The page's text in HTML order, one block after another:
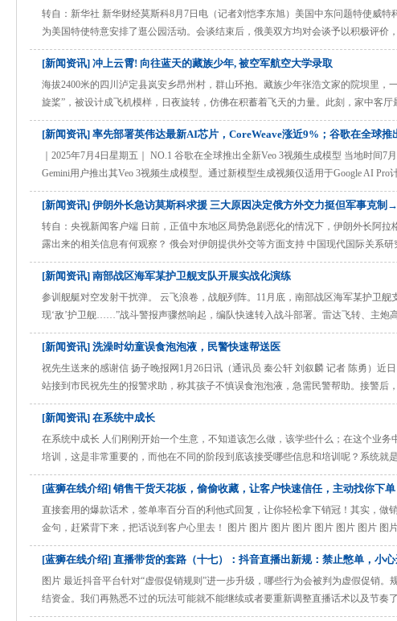
......
转自：新华社 新华财经莫斯科8月7日电（记者刘恺李东旭）美国中东问题特使威
为美国特使特意安排了逛公园活动。会谈结束后，俄美双方均对会谈予以积极评价
访看似氛围不错，但这究竟是美俄就减缓俄乌冲突烈度提出新方案的信号，还是对
赞”背后，俄美围绕美方所谓“最后通牒”的博弈正在升级。从现实情况看，俄罗斯和
威特科夫今年第 ......
[新闻资讯] 冲上云霄! 向往蓝天的藏族少年, 被空军航空大学录取
海拔2400米的四川泸定县岚安乡昂州村，群山环抱。藏族少年张浩文家的院坝里
旋桨”，被设计成飞机模样，日夜旋转，仿佛在积蓄着飞天的力量。此刻，家中客
与指挥”专业的录取通知书。这抹象征着蓝天的深蓝，犹如一面小小的旗帜，瞬间
浴血过的热土，飞向万里苍穹的壮阔航程。 深山少年初望天穹 “小时候看《壮志凌
梦”启蒙于银幕光 ......
[新闻资讯] 率先部署英伟达最新AI芯片，CoreWeave涨近9%；谷歌在全球
｜2025年7月4日星期五｜ NO.1 谷歌在全球推出全新Veo 3视频生成模型 当地时间7
Gemini用户推出其Veo 3视频生成模型。通过新模型生成视频仅适用于Google AI Pro
谷歌副总裁Josh Woodward表示，公司正在致力于为Gemini添加图像到视频生成功
阅者使用，此举或提升谷歌AI业务用户粘性与付费转化率。 NO.2 Ily ......
[新闻资讯] 伊朗外长急访莫斯科求援 三大原因决定俄方外交力挺但军事克制→
转自：央视新闻客户端 日前，正值中东地区局势急剧恶化的情况下，伊朗外长阿
露出来的相关信息有何观察？ 俄会对伊朗提供外交等方面支持 中国现代国际关系
中东局势复杂微妙之际，伊朗外长访问俄罗斯并受到普京接见，这表明俄伊关系对
从此次访问及普京等俄罗斯高层表态来看，我认为俄罗斯会在外交层面为伊朗提供
三。 其一，伊朗是俄罗斯 ......
[新闻资讯] 南部战区海军某护卫舰支队开展实战化演练
参训舰艇对空发射干扰弹。 云飞浪卷，战舰列阵。11月底，南部战区海军某护卫
现‘敌’护卫舰……”战斗警报声骤然响起，编队快速转入战斗部署。雷达飞转、主炮
位时，“敌舰”突然发起攻击。参训各舰快速反应、密切协同，一边紧急机动规避，
目标。 攻防交错，战况激烈。几轮火力打击后，“敌舰”被击毁，编队快速撤离战斗
即下 ......
[新闻资讯] 洗澡时幼童误食泡泡液，民警快速帮送医
祝先生送来的感谢信 扬子晚报网1月26日讯（通讯员 秦公轩 刘叙麟 记者 陈勇）近
站接到市民祝先生的报警求助，称其孩子不慎误食泡泡液，急需民警帮助。接警后
介绍，当天中午，他在家中打算给一岁多的孩子洗澡时，孩子不慎呛到了洗澡水并
忙带着孩子前往附近的市中医院求助。但医院表示，该情况若需进一步检查和救治
议，祝先生一时不知 ......
[新闻资讯] 在系统中成长
在系统中成长 人们刚刚开始一个生意，不知道该怎么做，该学些什么；在这个业
培训，这是非常重要的，而他在不同的阶段到底该接受哪些信息和培训呢？系统就
提供长期、分阶段和持续的培训。 在我们人生的道路上无时不刻不存在着选择: 在
多人都已为是：自己。其实是大错误！ 正确的答案应该是：在这个生意开始时，
你的命运，然后才是你 ......
[蓝狮在线介绍] 销售干货天花板，偷偷收藏，让客户快速信任，主动找你下单
直接套用的爆款话术，签单率百分百的利他式回复，让你轻松拿下销冠！其实，做
金句，赶紧背下来，把话说到客户心里去！ 图片 图片 图片 图片 图片 图片 图片 图
储服务，所有内容均由用户发布，如发现有害或侵权内容，请点击举报。 ......
[蓝狮在线介绍] 直播带货的套路（十七）：抖音直播出新规：禁止憋单，小
图片 最近抖音平台针对“虚假促销规则”进一步升级，哪些行为会被判为虚假促销
结资金。我们再熟悉不过的玩法可能就不能继续或者要重新调整直播话术以及节奏
常电商平台规则调优，内容调优。首先我们先看规则中说明的违规行为，在虚假促